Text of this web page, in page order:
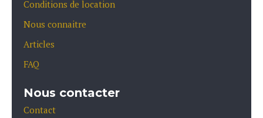
Conditions de location
Nous connaitre
Articles
FAQ
Nous contacter
Contact